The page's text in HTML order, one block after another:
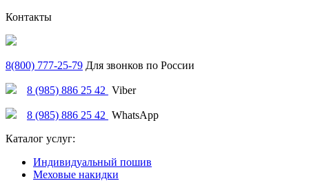
Контакты
8(800) 777-25-79 Для звонков по России
8 (985) 886 25 42 Viber
8 (985) 886 25 42 WhatsApp
Каталог услуг:
Индивидуальный пошив
Меховые накидки